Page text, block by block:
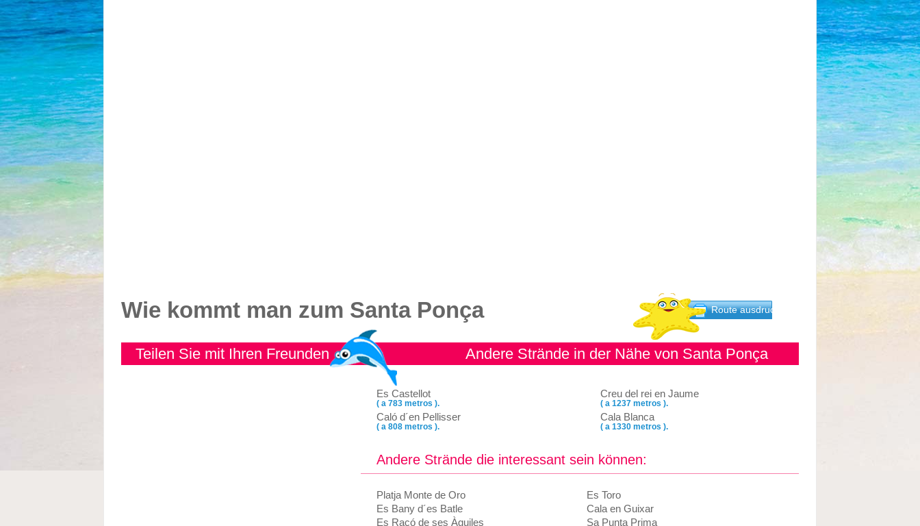
Wie kommt man zum Santa Ponça Route ausdrucken
Teilen Sie mit Ihren Freunden Andere Strände in der Nähe von Santa Ponça
Es Castellot
( a 783 metros ).
Caló d´en Pellisser
( a 808 metros ).
Creu del rei en Jaume
( a 1237 metros ).
Cala Blanca
( a 1330 metros ).
Andere Strände die interessant sein können:
Platja Monte de Oro
Es Bany d´es Batle
Es Racó de ses Àguiles
Es Toro
Cala en Guixar
Sa Punta Prima